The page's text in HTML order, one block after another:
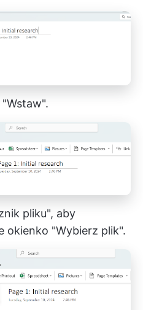
"Wstaw".
pliku", aby
okienko "Wybierz plik".